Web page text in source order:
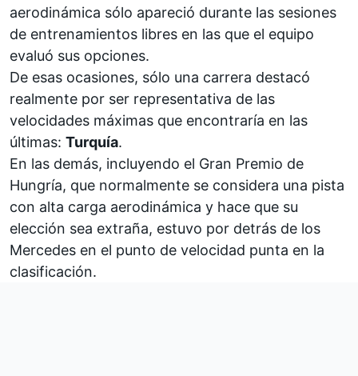
aerodinámica sólo apareció durante las sesiones
de entrenamientos libres en las que el equipo
evaluó sus opciones.
De esas ocasiones, sólo una carrera destacó
realmente por ser representativa de las
velocidades máximas que encontraría en las
últimas: Turquía.
En las demás, incluyendo el Gran Premio de
Hungría, que normalmente se considera una pista
con alta carga aerodinámica y hace que su
elección sea extraña, estuvo por detrás de los
Mercedes en el punto de velocidad punta en la
clasificación.